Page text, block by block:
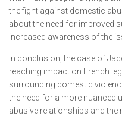
the fight against domestic
about the need for improved
increased awareness of the
In conclusion, the case of
reaching impact on French
surrounding domestic
the need for a more nuanced
abusive relationships and the